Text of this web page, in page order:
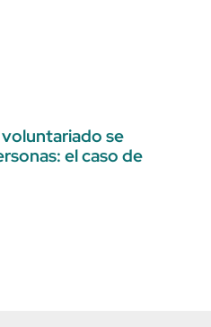
se
el caso de